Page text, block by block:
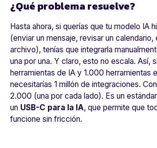
¿Qué problema resuelve?
Hasta ahora, si querías que tu modelo IA
(enviar un mensaje, revisar un calendario,
archivo), tenías que integrarla
una por una. Y claro, esto no escala. Así,
herramientas de IA y 1.000 herramientas
necesitarías 1 millón de integraciones.
2.000 (una por cada lado). Es un
un USB-C para la IA, que permite que
funcione sin fricción.